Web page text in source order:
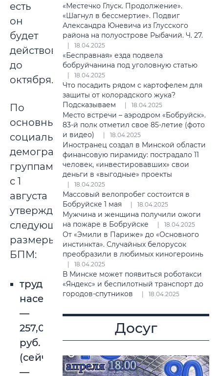
есть
он
будет
действовать
до
октября.
По
основным
социально-
демографическим
группам
с 1
августа
утверждены
следующие
размеры
БПМ:
трудоспособное
население
—
257,05
руб.
(сейчас
—
«Местечко Глуск. Продолжение».
«Шагнул в бессмертие». Подвиг
Александра Юневича из Глусского
района на полуострове Рыбачий. Ч. 27.
18.04.2025
«Бесправная» езда подвела
бобруйчанина под уголовную статью
18.04.2025
Что посадить рядом с картофелем для
защиты от колорадского жука?
Подсказываем
18.04.2025
Место встречи – аэродром «Бобруйск».
83-й полк отметил свое 85-летие (фото
и видео)
18.04.2025
Иностранец создал в Минской области
финансовую пирамиду: пострадало 11
человек, «инвестировавших» свои
деньги в «выгодные» проекты
18.04.2025
Массовый велопробег состоится в
Бобруйске 1 мая
18.04.2025
Мужчина и женщина получили ожоги
на пожаре в Бобруйске
18.04.2025
От «Эмили в Париже» до «Основного
инстинкта». Случайных белорусок
преобразили в любимых киногероинь
18.04.2025
В Минске может появиться роботакси
«Яндекс» и беспилотный транспорт до
городов-спутников
18.04.2025
Досуг